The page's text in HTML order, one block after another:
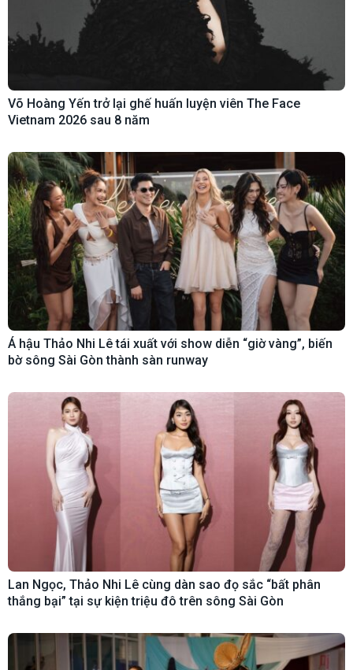
Võ Hoàng Yến trở lại ghế huấn luyện viên The Face
Vietnam 2026 sau 8 năm
Á hậu Thảo Nhi Lê tái xuất với show diễn “giờ vàng”, biến
bờ sông Sài Gòn thành sàn runway
Lan Ngọc, Thảo Nhi Lê cùng dàn sao đọ sắc “bất phân
thắng bại” tại sự kiện triệu đô trên sông Sài Gòn